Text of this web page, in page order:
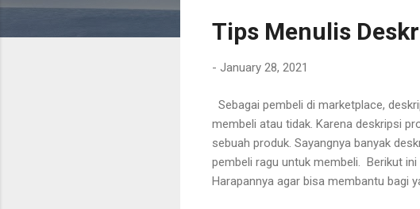
Tips Menulis
- January 28, 2021
Sebagai pembeli di marketplace,
membeli atau tidak. Karena deskripsi
sebuah produk. Sayangnya banyak
pembeli ragu untuk membeli. Berikut
Harapannya agar bisa membantu bagi